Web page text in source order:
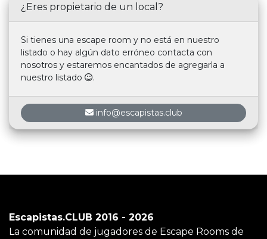
¿Eres propietario de un local?
Si tienes una escape room y no está en nuestro
listado o hay algún dato erróneo contacta con
nosotros y estaremos encantados de agregarla a
nuestro listado
.
info@escapistas.club
Escapistas.CLUB 2016 - 2026
La comunidad de jugadores de Escape Rooms de